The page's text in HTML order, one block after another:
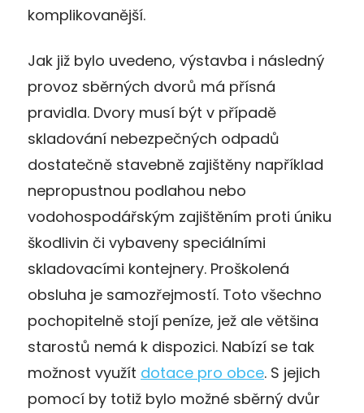
komplikovanější.
Jak již bylo uvedeno, výstavba i následný
provoz sběrných dvorů má přísná
pravidla. Dvory musí být v případě
skladování nebezpečných odpadů
dostatečně stavebně zajištěny například
nepropustnou podlahou nebo
vodohospodářským zajištěním proti úniku
škodlivin či vybaveny speciálními
skladovacími kontejnery. Proškolená
obsluha je samozřejmostí. Toto všechno
pochopitelně stojí peníze, jež ale většina
starostů nemá k dispozici. Nabízí se tak
možnost využít dotace pro obce. S jejich
pomocí by totiž bylo možné sběrný dvůr